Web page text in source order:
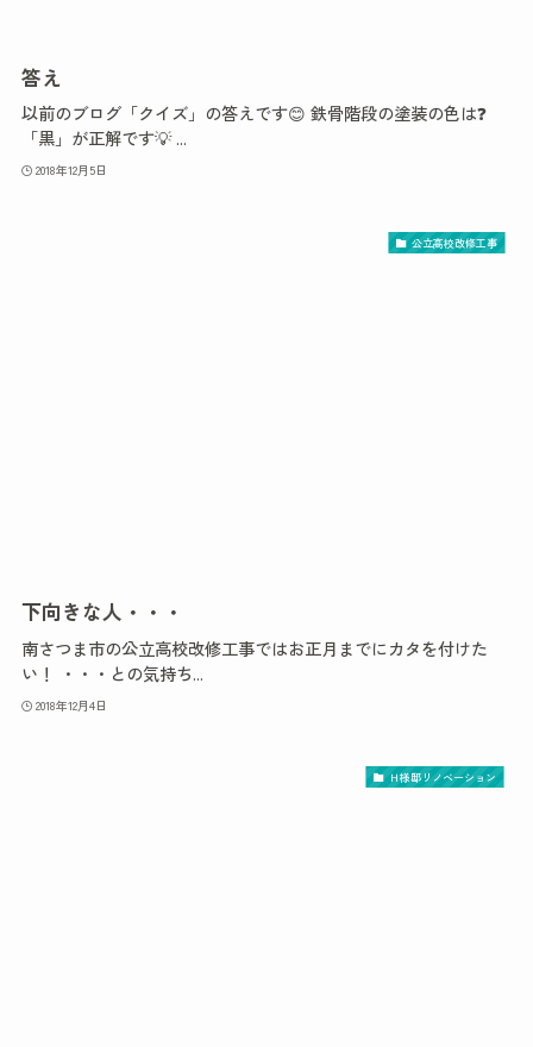
答え
以前のブログ「クイズ」の答えです😊 鉄骨階段の塗装の色は❓
「黒」が正解です💡 ...
2018年12月5日
公立高校改修工事
下向きな人・・・
南さつま市の公立高校改修工事ではお正月までにカタを付けた
い！ ・・・との気持ち...
2018年12月4日
Ｈ様邸リノベーション